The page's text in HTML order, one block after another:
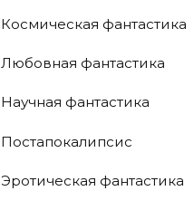
Космическая фантастика
Любовная фантастика
Научная фантастика
Постапокалипсис
Эротическая фантастика